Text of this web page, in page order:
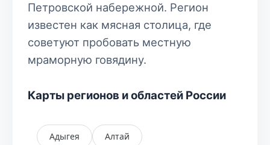
Петровской набережной. Регион
известен как мясная столица, где
советуют пробовать местную
мраморную говядину.
Карты регионов и областей России
Адыгея Алтай